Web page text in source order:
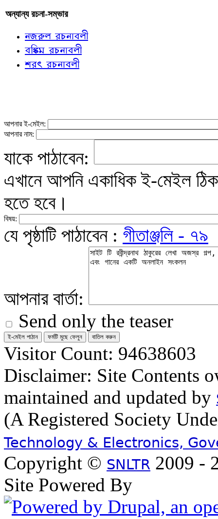
অন্যান্য রচনা-সম্ভার
নজরুল রচনাবলী
বঙ্কিম রচনাবলী
শরৎ রচনাবলী
আপনার ই-মেইল:
আপনার নাম:
যাকে পাঠাবেন:
এখানে আপনি একাধিক ই-মেইল
হতে হবে।
বিষয়:
যে পৃষ্ঠাটি পাঠাবেন : গীতাঞ্জলি - ৭৯
আপনার বার্তা:
Send only the teaser
Visitor Count: 94638603
Disclaimer: Site Contents
maintained and updated by
(A Registered Society
Technology & Electronics,
Copyright © SNLTR 2009 -
Site Powered By